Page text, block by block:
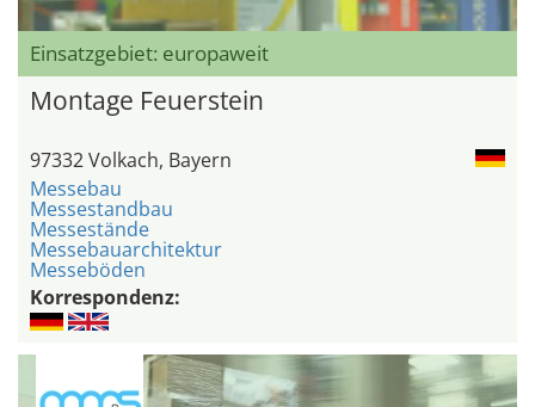
Einsatzgebiet: europaweit
Montage Feuerstein
97332 Volkach, Bayern
Messebau
Messestandbau
Messestände
Messebauarchitektur
Messeböden
Korrespondenz: